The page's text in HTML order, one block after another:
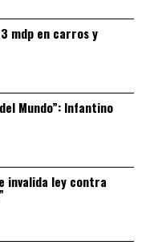
mdp en carros y
Mundo”: Infantino
invalida ley contra